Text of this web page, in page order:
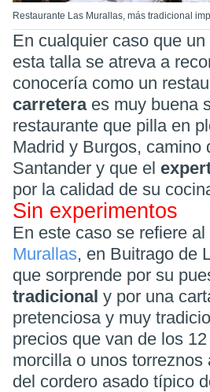
Restaurante Las Murallas, más tradicional
En cualquier caso que un
esta talla se atreva a
conocería como un
carretera es muy buena
restaurante que pilla en
Madrid y Burgos, camino
Santander y que el
por la calidad de su
Sin experimentos
En este caso se refiere
Murallas, en Buitrago de
que sorprende por su
tradicional y por una
pretenciosa y muy
precios que van de los
morcilla o unos torreznos
del cordero asado típico